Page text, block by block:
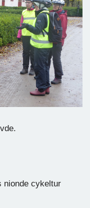
nionde cykeltur